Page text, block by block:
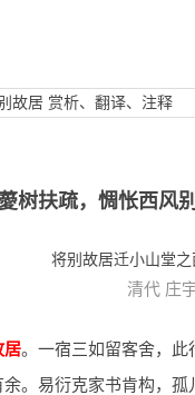
故居 赏析、翻译、注释
树扶疏，惆怅西风
将别故居迁小山堂
清代 庄
居。一宿三如留客舍，此
。易衍克家书肯构，孤